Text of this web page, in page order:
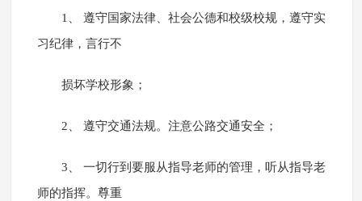
1、 遵守国家法律、社会公德和校级校规，遵守实
习纪律，言行不
损坏学校形象；
2、 遵守交通法规。注意公路交通安全；
3、 一切行到要服从指导老师的管理，听从指导老
师的指挥。尊重